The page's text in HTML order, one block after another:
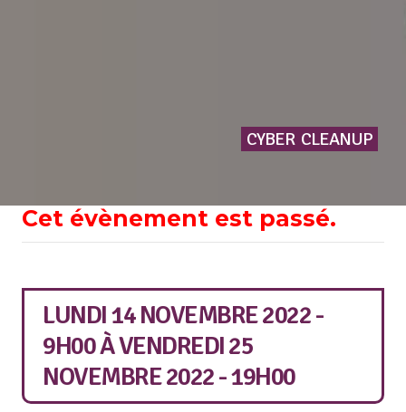
CYBER CLEANUP
Cet évènement est passé.
LUNDI 14 NOVEMBRE 2022 -
9H00ÀVENDREDI 25
NOVEMBRE 2022 - 19H00